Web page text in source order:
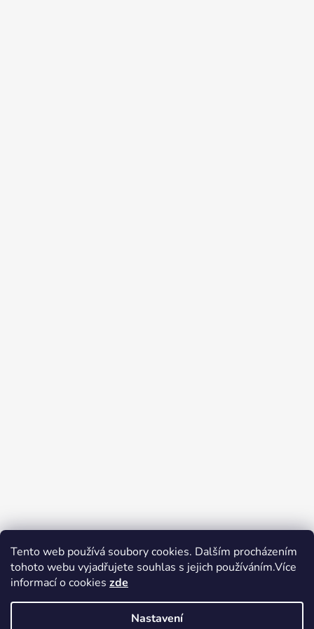
Tento web používá soubory cookies. Dalším procházením
tohoto webu vyjadřujete souhlas s jejich používáním.Více
informací o cookies zde
Nastavení
Zboží.cz Heureka.cz Voňavé dárky